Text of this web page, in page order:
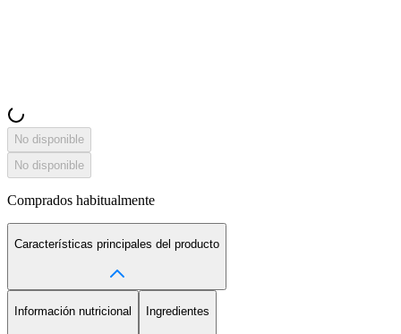
No disponible
No disponible
Comprados habitualmente
Características principales del producto
Información nutricional Ingredientes